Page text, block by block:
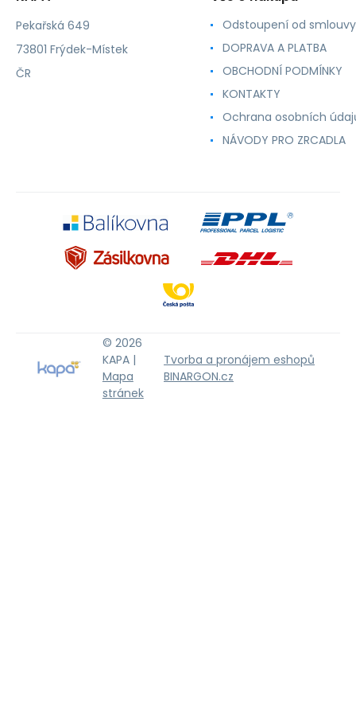
Pekařská 649
73801 Frýdek-Místek
ČR
Odstoupení od smlouvy
DOPRAVA A PLATBA
OBCHODNÍ PODMÍNKY
KONTAKTY
Ochrana osobních
NÁVODY PRO ZRCADLA
© 2026
KAPA |
Mapa
stránek
Tvorba a pronájem eshopů
BINARGON.cz